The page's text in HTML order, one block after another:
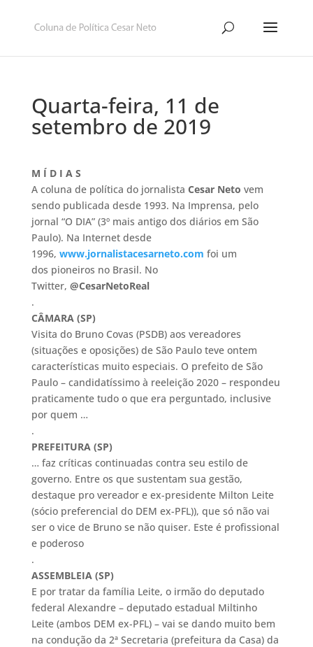
Quarta-feira, 11 de
setembro de 2019
M Í D I A S
A coluna de política do jornalista Cesar Neto vem
sendo publicada desde 1993. Na Imprensa, pelo
jornal “O DIA” (3º mais antigo dos diários em São
Paulo). Na Internet desde
1996, www.jornalistacesarneto.com foi um
dos pioneiros no Brasil. No
Twitter, @CesarNetoReal
.
CÂMARA (SP)
Visita do Bruno Covas (PSDB) aos vereadores
(situações e oposições) de São Paulo teve ontem
características muito especiais. O prefeito de São
Paulo – candidatíssimo à reeleição 2020 – respondeu
praticamente tudo o que era perguntado, inclusive
por quem …
.
PREFEITURA (SP)
… faz críticas continuadas contra seu estilo de
governo. Entre os que sustentam sua gestão,
destaque pro vereador e ex-presidente Milton Leite
(sócio preferencial do DEM ex-PFL)), que só não vai
ser o vice de Bruno se não quiser. Este é profissional
e poderoso
.
ASSEMBLEIA (SP)
E por tratar da família Leite, o irmão do deputado
federal Alexandre – deputado estadual Miltinho
Leite (ambos DEM ex-PFL) – vai se dando muito bem
na condução da 2ª Secretaria (prefeitura da Casa) da